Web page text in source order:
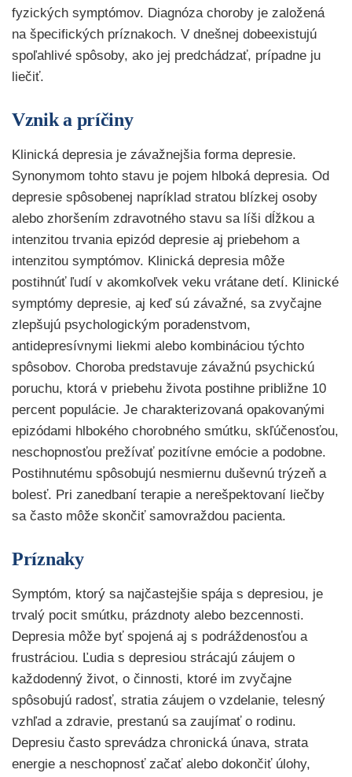
fyzických symptómov. Diagnóza choroby je založená
na špecifických príznakoch. V dnešnej dobeexistujú
spoľahlivé spôsoby, ako jej predchádzať, prípadne ju
liečiť.
Vznik a príčiny
Klinická depresia je závažnejšia forma depresie.
Synonymom tohto stavu je pojem hlboká depresia. Od
depresie spôsobenej napríklad stratou blízkej osoby
alebo zhoršením zdravotného stavu sa líši dĺžkou a
intenzitou trvania epizód depresie aj priebehom a
intenzitou symptómov. Klinická depresia môže
postihnúť ľudí v akomkoľvek veku vrátane detí. Klinické
symptómy depresie, aj keď sú závažné, sa zvyčajne
zlepšujú psychologickým poradenstvom,
antidepresívnymi liekmi alebo kombináciou týchto
spôsobov. Choroba predstavuje závažnú psychickú
poruchu, ktorá v priebehu života postihne približne 10
percent populácie. Je charakterizovaná opakovanými
epizódami hlbokého chorobného smútku, skľúčenosťou,
neschopnosťou prežívať pozitívne emócie a podobne.
Postihnutému spôsobujú nesmiernu duševnú trýzeň a
bolesť. Pri zanedbaní terapie a nerešpektovaní liečby
sa často môže skončiť samovraždou pacienta.
Príznaky
Symptóm, ktorý sa najčastejšie spája s depresiou, je
trvalý pocit smútku, prázdnoty alebo bezcennosti.
Depresia môže byť spojená aj s podráždenosťou a
frustráciou. Ľudia s depresiou strácajú záujem o
každodenný život, o činnosti, ktoré im zvyčajne
spôsobujú radosť, stratia záujem o vzdelanie, telesný
vzhľad a zdravie, prestanú sa zaujímať o rodinu.
Depresiu často sprevádza chronická únava, strata
energie a neschopnosť začať alebo dokončiť úlohy,